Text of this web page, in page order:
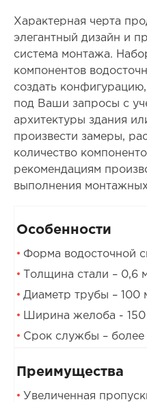
Характерная черта
элегантный дизайн и
система монтажа.
компонентов
создать
под Ваши запросы с
архитектуры здания
произвести замеры,
количество
рекомендациям
выполнения
Особенности
Форма водосточной
Толщина стали – 0,6
Диаметр трубы – 100
Ширина желоба -
Срок службы – более
Преимущества
Увеличенная